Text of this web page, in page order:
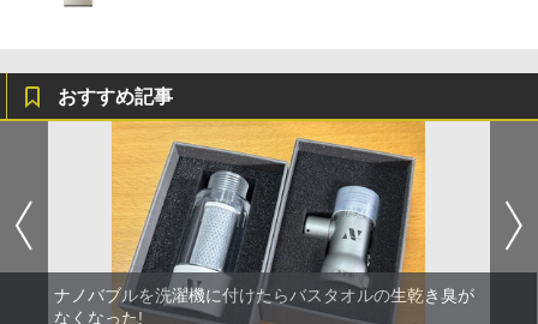
おすすめ記事
ナノバブルを洗濯機に付けたらバスタオルの生乾き臭が
なくなった!